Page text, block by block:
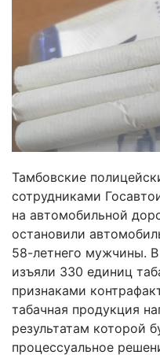
Тамбовские
сотрудниками
на автомобильной
остановили
58-летнего мужчины.
изъяли 330 единиц
признаками
табачная продукция
результатам которой
процессуальное